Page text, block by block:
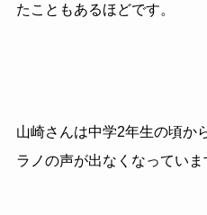
たこともあるほどです。
山崎さんは中学2年生の頃か
ラノの声が出なくなっていま